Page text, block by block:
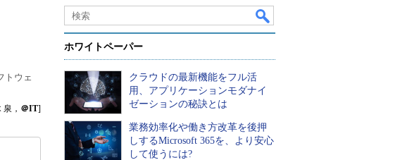
Database Expert
Linux ＆ OSS
Master of IP Network
Security & Trust
トウェ
泉， ＠IT]
ホワイトペーパー
クラウドの最新機能をフル活
用、アプリケーションモダナイ
ゼーションの秘訣とは
業務効率化や働き方改革を後押
しするMicrosoft 365を、より安心
して使うには?